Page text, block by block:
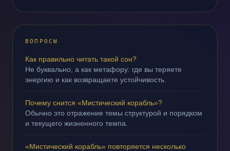
ВОПРОСЫ
Как правильно читать такой сон?
Не буквально, а как метафору: где вы теряете
энергию и как возвращаете устойчивость.
Почему снится «Мистический корабль»?
Обычно это отражение темы структурой и порядком
и текущего жизненного темпа.
«Мистический корабль» повторяется несколько